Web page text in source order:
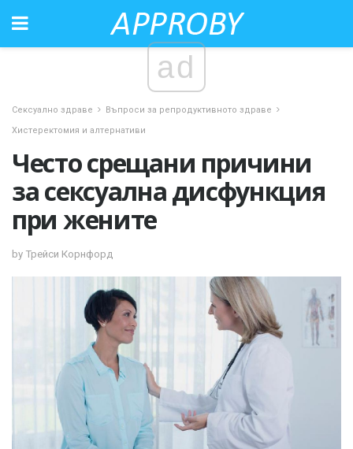
ad
Сексуално здраве
Въпроси за репродуктивното здраве
Хистеректомия и алтернативи
Често срещани причини
за сексуална дисфункция
при жените
by Трейси Корнфорд